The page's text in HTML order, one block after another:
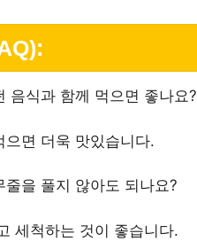
음식과 함께 먹으면 좋나요?
으면 더욱 맛있습니다.
줄을 풀지 않아도 되나요?
세척하는 것이 좋습니다.